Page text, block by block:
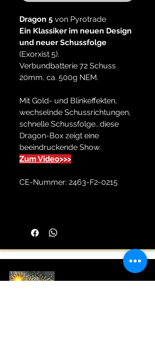
Dragon 5 von Pyrotrade
Ein Klassiker im neuen Design
und neuer Schussfolge
(Exorxist 5).
Verbundbatterie 72 Schuss
20mm, ca. 500g NEM.
Mit Gold- und Blinkeffekten,
wechselnde Schussrichtungen,
schnelle Schussfolge...diese
Dragon-Box zeigt eine
beeindruckende Show.
Zum Video>>>
CE-Nummer: 2463-F2-0215